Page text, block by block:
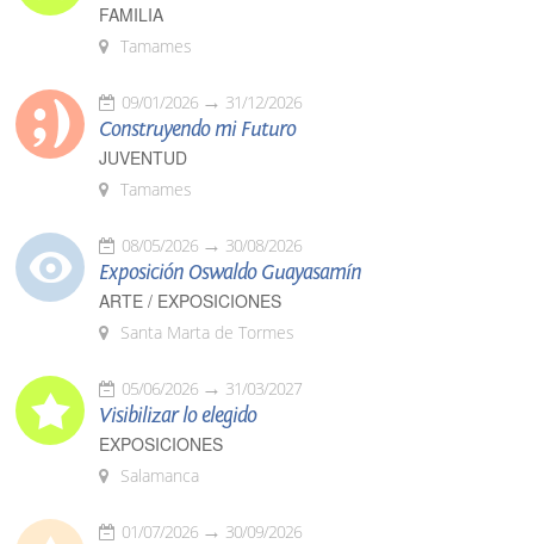
FAMILIA
Tamames
09/01/2026 31/12/2026
Construyendo mi Futuro
JUVENTUD
Tamames
08/05/2026 30/08/2026
Exposición Oswaldo Guayasamín
ARTE / EXPOSICIONES
Santa Marta de Tormes
05/06/2026 31/03/2027
Visibilizar lo elegido
EXPOSICIONES
Salamanca
01/07/2026 30/09/2026